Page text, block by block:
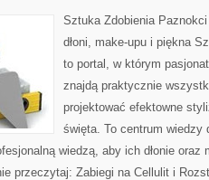
Sztuka Zdobienia
dłoni, make-upu i piękna
to portal, w którym
znajdą praktycznie
projektować efektowne
święta. To centrum wiedzy
wiedzą, aby ich dłonie oraz
przeczytaj: Zabiegi na Cellulit i